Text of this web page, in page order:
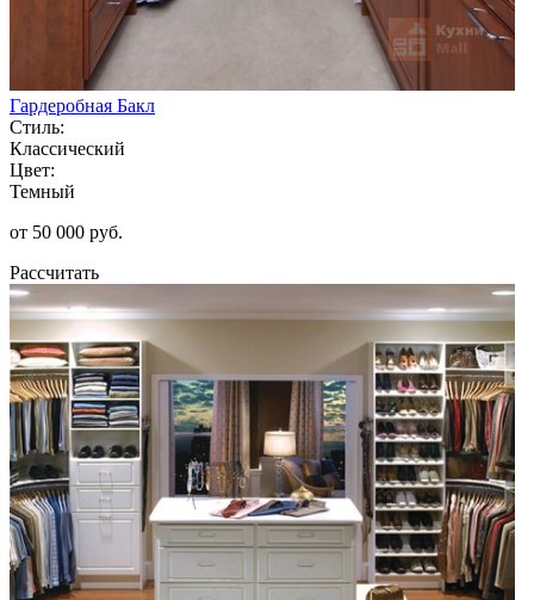
Гардеробная Бакл
Стиль:
Классический
Цвет:
Темный
от 50 000 руб.
Рассчитать